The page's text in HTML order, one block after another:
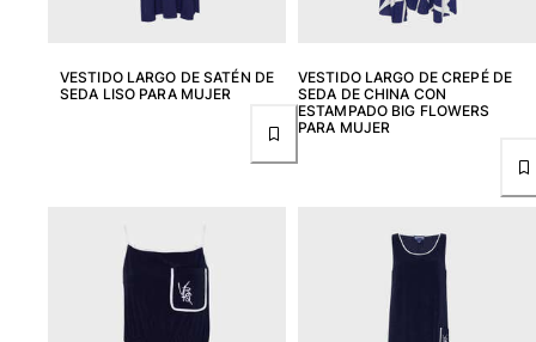
Bañadores Una Pieza
Pret-a-porter
Vestidos y Faldas
VESTIDO LARGO DE SATÉN DE
SEDA LISO PARA MUJER
VESTIDO LARGO DE CREPÉ DE
SEDA DE CHINA CON
ESTAMPADO BIG FLOWERS
PARA MUJER